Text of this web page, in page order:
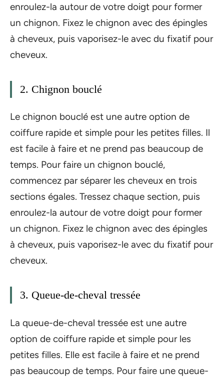
enroulez-la autour de votre doigt pour former
un chignon. Fixez le chignon avec des épingles
à cheveux, puis vaporisez-le avec du fixatif pour
cheveux.
2. Chignon bouclé
Le chignon bouclé est une autre option de
coiffure rapide et simple pour les petites filles. Il
est facile à faire et ne prend pas beaucoup de
temps. Pour faire un chignon bouclé,
commencez par séparer les cheveux en trois
sections égales. Tressez chaque section, puis
enroulez-la autour de votre doigt pour former
un chignon. Fixez le chignon avec des épingles
à cheveux, puis vaporisez-le avec du fixatif pour
cheveux.
3. Queue-de-cheval tressée
La queue-de-cheval tressée est une autre
option de coiffure rapide et simple pour les
petites filles. Elle est facile à faire et ne prend
pas beaucoup de temps. Pour faire une queue-